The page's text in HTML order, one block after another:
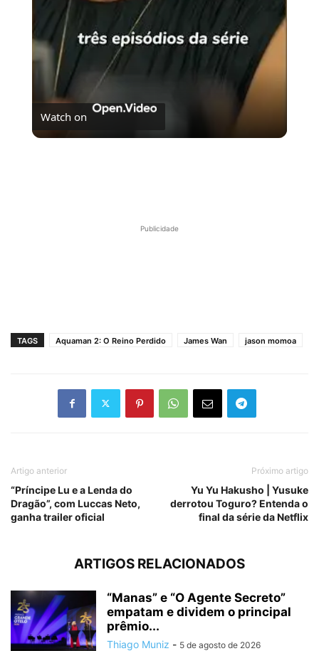
Watch on
Publicidade
TAGS Aquaman 2: O Reino Perdido James Wan jason momoa
Artigo anterior
“Príncipe Lu e a Lenda do
Dragão”, com Luccas Neto,
ganha trailer oficial
Próximo artigo
Yu Yu Hakusho | Yusuke
derrotou Toguro? Entenda o
final da série da Netflix
ARTIGOS RELACIONADOS
“Manas” e “O Agente Secreto”
empatam e dividem o principal
prêmio...
Thiago Muniz - 5 de agosto de 2026